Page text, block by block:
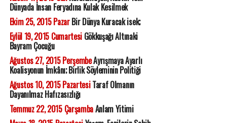
Dünyada İnsan Feryadına Kulak Kesilmek
Ekim 25, 2015 PazarBir Dünya Kuracak isek;
Eylül 19, 2015 CumartesiGökkuşağı Altınaki
Bayram Çocuğu
Ağustos 27, 2015 PerşembeAyrışmaya Ayarlı
Koalisyonun İmkânı; Birlik Söyleminin Politiği
Ağustos 10, 2015 PazartesiTaraf Olmanın
Dayanılmaz Hafızasızlığı
Temmuz 22, 2015 ÇarşambaAnlam Yitimi